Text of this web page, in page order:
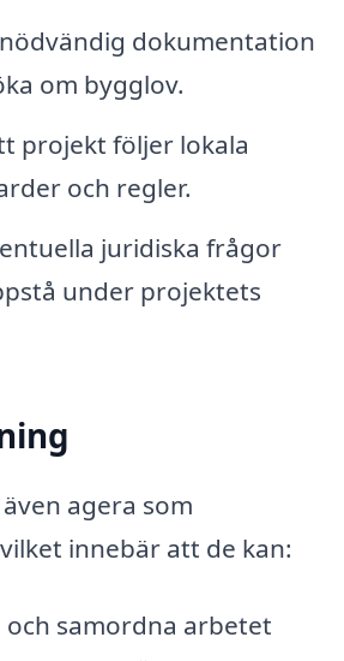
dokumentation
om bygglov.
projekt följer lokala
och regler.
juridiska frågor
under projektets
agera som
innebär att de kan:
och samordna arbetet